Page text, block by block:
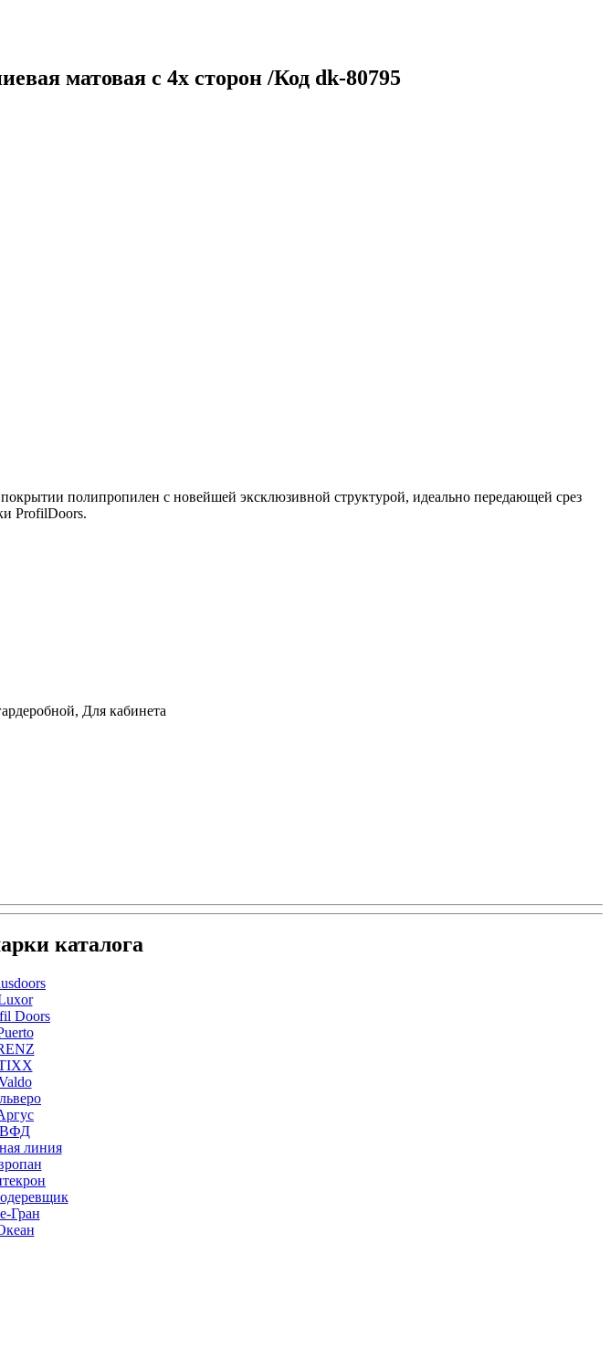
матовая с 4х сторон /Код dk-80795
полипропилен с новейшей эксклюзивной структурой, идеально передающей срез
ProfilDoors.
Для кабинета
каталога
Doors
ВФД
линия
Гран